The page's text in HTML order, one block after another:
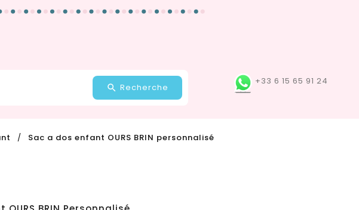
+33 6 15 65 91 24
Recherche
Sac a dos enfant OURS BRIN personnalisé